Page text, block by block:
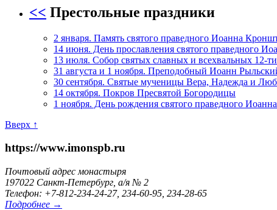
<< Престольные праздники
2 января. Память святого праведного Иоанна
14 июня. День прославления святого праведного
13 июля. Собор святых славных и всехвальных 12-
31 августа и 1 ноября. Преподобный Иоанн
30 сентября. Святые мученицы Вера, Надежда и
14 октября. Покров Пресвятой Богородицы
1 ноября. День рождения святого праведного
Вверх ↑
https://www.imonspb.ru
Почтовый адрес монастыря
197022 Санкт-Петербург, а/я № 2
Телефон: +7-812-234-24-27, 234-60-95, 234-28-65
Подробнее →